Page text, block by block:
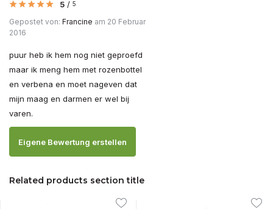
5 / 5
Gepostet von: Francine am 20 Februar
2016
puur heb ik hem nog niet geproefd
maar ik meng hem met rozenbottel
en verbena en moet nageven dat
mijn maag en darmen er wel bij
varen.
Eigene Bewertung erstellen
Related products section title